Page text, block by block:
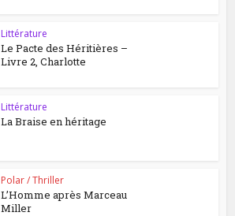
Littérature
Le Pacte des Héritières –
Livre 2, Charlotte
Littérature
La Braise en héritage
Polar / Thriller
L’Homme après Marceau
Miller